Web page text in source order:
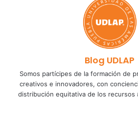
Blog UDLAP
Somos partícipes de la formación de
creativos e innovadores, con
distribución equitativa de los recursos